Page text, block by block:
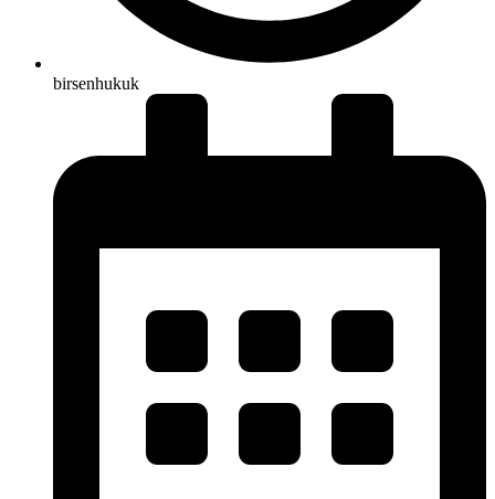
birsenhukuk